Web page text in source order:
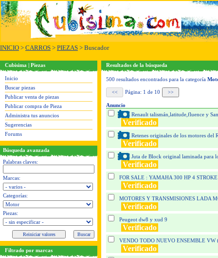
INICIO > CARROS > PIEZAS > Buscador
Cubisima | Piezas
Inicio
Buscar piezas
Publicar venta de piezas
Publicar compra de Pieza
Administra tus anuncios
Sugerencias
Forums
Búsqueda avanzada
Palabras claves:
Marcas:
Categorías:
Piezas:
Filtrado por marcas
Resultados de la búsqueda
500 resultados encontrados para la categoría
Página: 1 de 10
Anuncio
Renault talismán,latitude,fluence y
Verificado
Retenes originales de los motores del
Verificado
Juta de Block original laminada para
Verificado
FOR SALE : YAMAHA 300 HP 4 STROKE
Verificado
MOTORES Y TRANSMISIONES LADA
Verificado
Peugeot dw8 y xud 9
Verificado
VENDO TODO NUEVO ENSEMBLE VW
Verificado